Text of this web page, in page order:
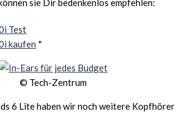
sie Dir bedenkenlos empfehlen:
Test
kaufen *
© Tech-Zentrum
6 Lite haben wir noch weitere Kopfhörer